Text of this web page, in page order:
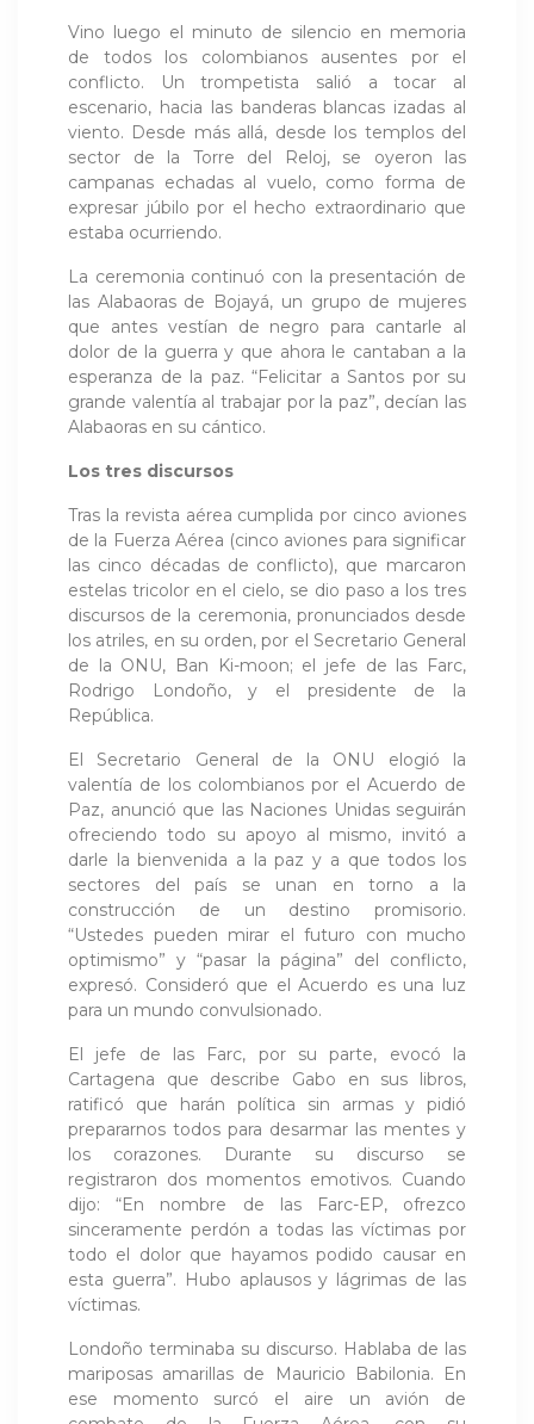
Vino luego el minuto de silencio en memoria
de todos los colombianos ausentes por el
conflicto. Un trompetista salió a tocar al
escenario, hacia las banderas blancas izadas al
viento. Desde más allá, desde los templos del
sector de la Torre del Reloj, se oyeron las
campanas echadas al vuelo, como forma de
expresar júbilo por el hecho extraordinario que
estaba ocurriendo.
La ceremonia continuó con la presentación de
las Alabaoras de Bojayá, un grupo de mujeres
que antes vestían de negro para cantarle al
dolor de la guerra y que ahora le cantaban a la
esperanza de la paz. “Felicitar a Santos por su
grande valentía al trabajar por la paz”, decían las
Alabaoras en su cántico.
Los tres discursos
Tras la revista aérea cumplida por cinco aviones
de la Fuerza Aérea (cinco aviones para significar
las cinco décadas de conflicto), que marcaron
estelas tricolor en el cielo, se dio paso a los tres
discursos de la ceremonia, pronunciados desde
los atriles, en su orden, por el Secretario General
de la ONU, Ban Ki-moon; el jefe de las Farc,
Rodrigo Londoño, y el presidente de la
República.
El Secretario General de la ONU elogió la
valentía de los colombianos por el Acuerdo de
Paz, anunció que las Naciones Unidas seguirán
ofreciendo todo su apoyo al mismo, invitó a
darle la bienvenida a la paz y a que todos los
sectores del país se unan en torno a la
construcción de un destino promisorio.
“Ustedes pueden mirar el futuro con mucho
optimismo” y “pasar la página” del conflicto,
expresó. Consideró que el Acuerdo es una luz
para un mundo convulsionado.
El jefe de las Farc, por su parte, evocó la
Cartagena que describe Gabo en sus libros,
ratificó que harán política sin armas y pidió
prepararnos todos para desarmar las mentes y
los corazones. Durante su discurso se
registraron dos momentos emotivos. Cuando
dijo: “En nombre de las Farc-EP, ofrezco
sinceramente perdón a todas las víctimas por
todo el dolor que hayamos podido causar en
esta guerra”. Hubo aplausos y lágrimas de las
víctimas.
Londoño terminaba su discurso. Hablaba de las
mariposas amarillas de Mauricio Babilonia. En
ese momento surcó el aire un avión de